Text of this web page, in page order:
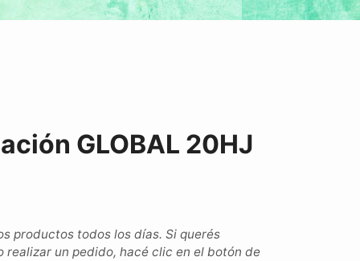
GLOBAL 20HJ
productos todos los días. Si querés
un pedido, hacé clic en el botón de